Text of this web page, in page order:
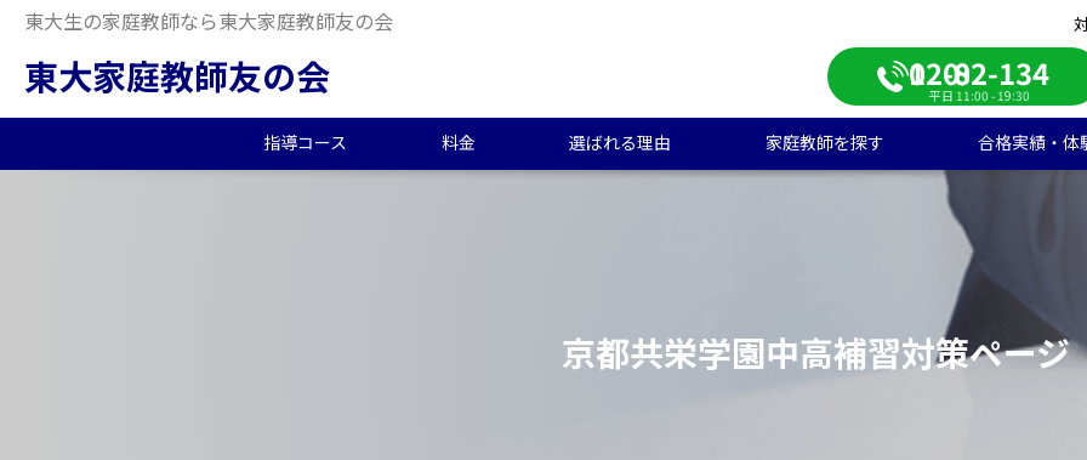
東大生の家庭教師なら東大家庭教師友の会
東大家庭教師友の会 0120-082-134
平日 11:00 - 19:30
指導コース
大学受験/塾対策
社会人向け 帰国子女向け
料金
中学生のご料金
選ばれる理由 家庭教師を探す 合格実績・体
高校受験の合格実績
ご家庭様インタビュー
京都共栄学園中高補習対策ページ